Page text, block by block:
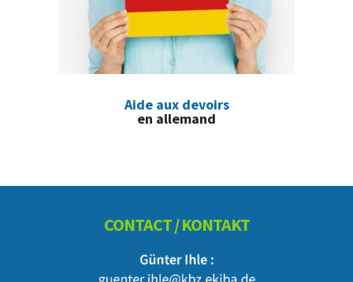
Aide aux devoirs
en allemand
CONTACT / KONTAKT